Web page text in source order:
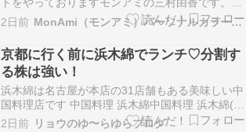
トをやっておりますモンアミの三村由香です。
MonAmiの生い立ちと思い MENU〜トータルコー
ス お客さまのBefore→After 突如集まった早い者
勝ちのチームエレッティー運が良かったとしか言
いようがない匂いを嗅ぎ分けてなんかあ…
2日前 MonAmi（モンアミ）パーソナルカラー・骨格バランス®診断
京都に行く前に浜木綿でランチ♡分割す
る株は強い！
浜木綿は名古屋が本店の31店舗もある美味しい中
国料理店です 中国料理 浜木綿中国料理 浜木綿(は
まゆう)は、東海地方(愛知県名古屋市、三重県、
2日前 リョウのゆ〜らゆらブログ